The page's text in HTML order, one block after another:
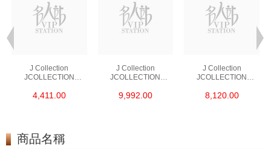
J Collection
JCOLLECTION
RDDI 0.48 CT18KR
4,411.00
J Collection
JCOLLECTION
RDDI 1.34 CT18KW
9,992.00
J Collection
JCOLLECTION
W/DIAMOND 7
8,120.00
商品名稱